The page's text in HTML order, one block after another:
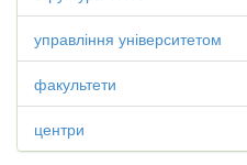
управління університетом
факультети
центри